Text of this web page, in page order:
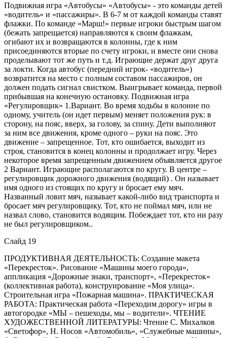
Подвижная игра «Автобусы» «Автобусы» - это команды детей
«водитель» и «пассажиры». В 6-7 м от каждой команды ставят
флажки. По команде «Марш!» первые игроки быстрым шагом
(бежать запрещается) направляются к своим флажкам,
огибают их и возвращаются в колонны, где к ним
присоединяются вторые по счету игроки, и вместе они снова
проделывают тот же путь и т.д. Играющие держат друг друга
за локти. Когда автобус (передний игрок- «водитель»)
возвратится на место с полным составом пассажиров, он
должен подать сигнал свистком. Выигрывает команда, первой
прибывшая на конечную остановку. Подвижная игра
«Регулировщик» 1.Вариант. Во время ходьбы в колонне по
одному, учитель (он идет первым) меняет положения рук: в
сторону, на пояс, вверх, за голову, за спину. Дети выполняют
за ним все движения, кроме одного – руки на пояс. Это
движение – запрещенное. Тот, кто ошибается, выходит из
строя, становится в конец колонны и продолжает игру. Через
некоторое время запрещенным движением объявляется другое
2 Вариант. Играющие располагаются по кругу. В центре –
регулировщик дорожного движения (водящий) . Он называет
имя одного из стоящих по кругу и бросает ему мяч.
Названный ловит мяч, называет какой-либо вид транспорта и
бросает мяч регулировщику. Тот, кто не поймал мяч, или не
назвал слово, становится водящим. Побеждает тот, кто ни разу
не был регулировщиком..
Слайд 19
ПРОДУКТИВНАЯ ДЕЯТЕЛЬНОСТЬ: Создание макета
«Перекресток». Рисование «Машины моего города»,
аппликация «Дорожные знаки, транспорт», «Перекресток»
(коллективная работа), конструирование «Моя улица».
Строительная игра «Пожарная машина». ПРАКТИЧЕСКАЯ
РАБОТА: Практическая работа «Переходим дорогу» игры в
автогородке «МЫ – пешеходы, мы – водители». ЧТЕНИЕ
ХУДОЖЕСТВЕННОЙ ЛИТЕРАТУРЫ: Чтение С. Михалков
«Светофор», Н. Носов «Автомобиль», «Служебные машины»,